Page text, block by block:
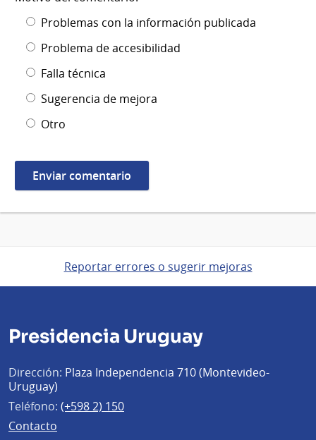
Problemas con la información publicada
Problema de accesibilidad
Falla técnica
Sugerencia de mejora
Otro
Reportar errores o sugerir mejoras
Presidencia Uruguay
Dirección: Plaza Independencia 710 (Montevideo-
Uruguay)
Teléfono: (+598 2) 150
Contacto